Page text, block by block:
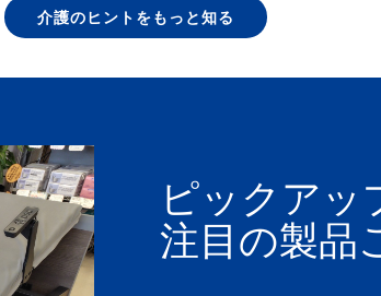
介護のヒントをもっと知る
ピックアッ
注目の製品